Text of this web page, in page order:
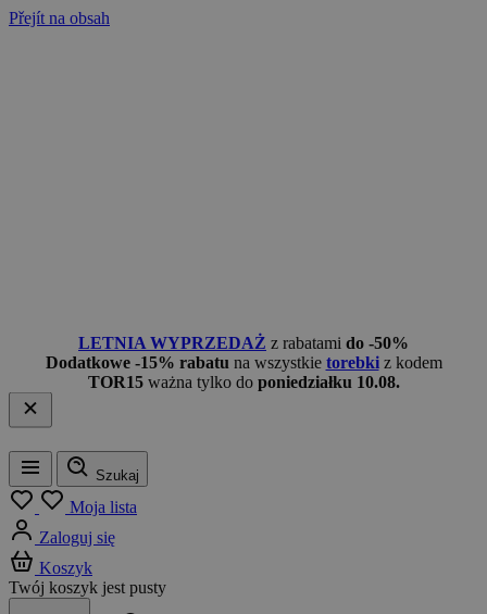
Přejít na obsah
LETNIA WYPRZEDAŻ z rabatami do -50%
Dodatkowe -15% rabatu na wszystkie torebkiz kodem
TOR15 ważna tylko do poniedziałku 10.08.
Menu
Szukaj
Moja lista
Zaloguj się
Koszyk
Twój koszyk jest pusty